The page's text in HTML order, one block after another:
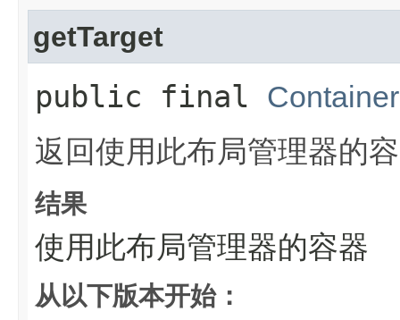
getTarget
public final Container
返回使用此布局管理器的
结果
使用此布局管理器的容器
从以下版本开始：